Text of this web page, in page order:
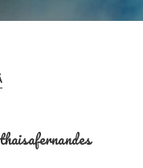
thaisafernandes